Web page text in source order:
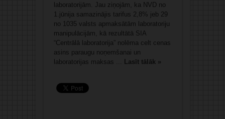
laboratorijām. Jau ziņojām, ka NVD no
1.jūnija samazinājis tarifus 2,8% jeb 29
no 1035 valsts apmaksātām laboratoriju
manipulācijām, kā rezultātā SIA
“Centrālā laboratorija” nolēma celt cenas
asins paraugu noņemšanai un
laboratorijas maksas ... Lasīt tālāk »